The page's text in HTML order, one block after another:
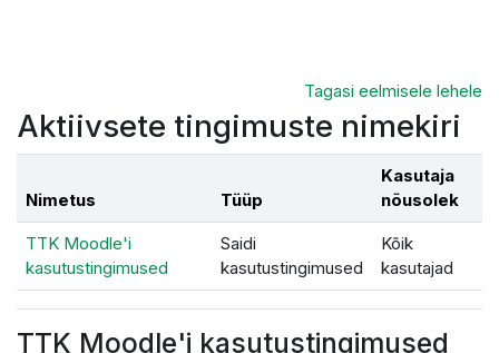
Tagasi eelmisele lehele
Aktiivsete tingimuste nimekiri
Nimetus Tüüp
Kasutaja
nõusolek
TTK Moodle'i
kasutustingimused
Saidi
kasutustingimused
Kõik
kasutajad
TTK Moodle'i kasutustingimused